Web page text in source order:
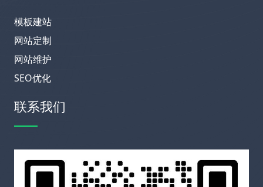
模板建站
网站定制
网站维护
SEO优化
联系我们